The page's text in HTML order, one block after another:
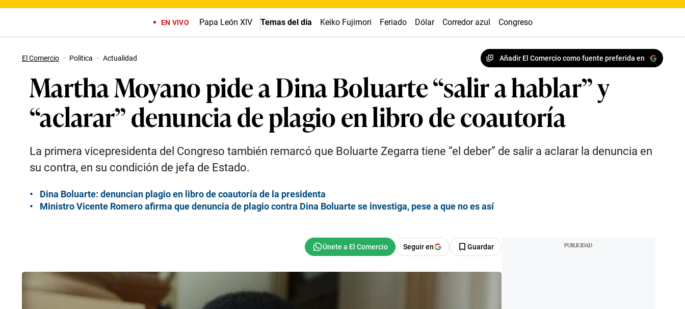
EN VIVO Papa León XIV Temas del día Keiko Fujimori Feriado Dólar Corredor azul Congreso
El Comercio · Politica · Actualidad Añadir El Comercio como fuente preferida en
Martha Moyano pide a Dina Boluarte “salir a hablar” y
“aclarar” denuncia de plagio en libro de coautoría
La primera vicepresidenta del Congreso también remarcó que Boluarte Zegarra tiene “el deber” de salir a aclarar la denuncia en
su contra, en su condición de jefa de Estado.
Dina Boluarte: denuncian plagio en libro de coautoría de la presidenta
Ministro Vicente Romero afirma que denuncia de plagio contra Dina Boluarte se investiga, pese a que no es así
Seguir en Guardar